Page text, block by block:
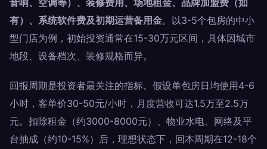
音响、空调等）、装修费用、场地租金、品牌加盟费（如
有）、系统软件费及初期运营备用金。以3-5个包房的中小
型门店为例，初始投资通常在15-30万元区间，具体因城市
地段、设备档次、装修规格而异。
回报周期是投资者最关注的指标。假设单包房日均使用4-6
小时，客单价30-50元/小时，月度营收可达1.5万至2.5万
元。扣除租金（约3000-8000元）、物业水电、网络及平
台抽成（约10-15%）后，理想状态下，回本周期在12-18个